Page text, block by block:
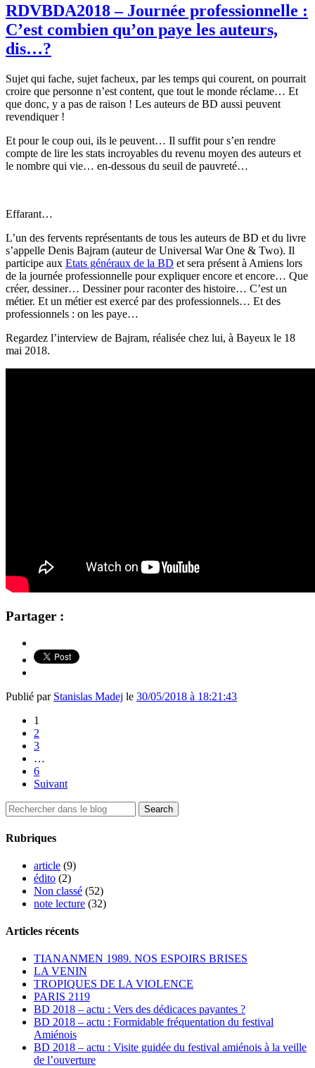
RDVBDA2018 – Journée professionnelle :
C’est combien qu’on paye les auteurs,
dis…?
Sujet qui fache, sujet facheux, par les temps qui courent, on pourrait
croire que personne n’est content, que tout le monde réclame… Et
que donc, y a pas de raison ! Les auteurs de BD aussi peuvent
revendiquer !
Et pour le coup oui, ils le peuvent… Il suffit pour s’en rendre
compte de lire les stats incroyables du revenu moyen des auteurs et
le nombre qui vie… en-dessous du seuil de pauvreté…
Effarant…
L’un des fervents représentants de tous les auteurs de BD et du livre
s’appelle Denis Bajram (auteur de Universal War One & Two). Il
participe aux Etats généraux de la BD et sera présent à Amiens lors
de la journée professionnelle pour expliquer encore et encore… Que
créer, dessiner… Dessiner pour raconter des histoire… C’est un
métier. Et un métier est exercé par des professionnels… Et des
professionnels : on les paye…
Regardez l’interview de Bajram, réalisée chez lui, à Bayeux le 18
mai 2018.
Partager :
Publié par Stanislas Madej le 30/05/2018 à 18:21:43
1
2
3
…
6
Suivant
Rubriques
article (9)
édito (2)
Non classé (52)
note lecture (32)
Articles récents
TIANANMEN 1989. NOS ESPOIRS BRISES
LA VENIN
TROPIQUES DE LA VIOLENCE
PARIS 2119
BD 2018 – actu : Vers des dédicaces payantes ?
BD 2018 – actu : Formidable fréquentation du festival
Amiénois
BD 2018 – actu : Visite guidée du festival amiénois à la veille
de l’ouverture